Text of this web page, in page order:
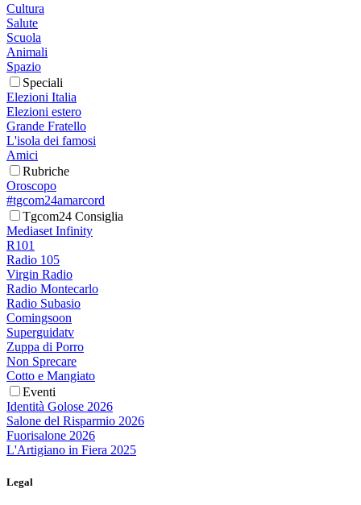
Cultura
Salute
Scuola
Animali
Spazio
Speciali
Elezioni Italia
Elezioni estero
Grande Fratello
L'isola dei famosi
Amici
Rubriche
Oroscopo
#tgcom24amarcord
Tgcom24 Consiglia
Mediaset Infinity
R101
Radio 105
Virgin Radio
Radio Montecarlo
Radio Subasio
Comingsoon
Superguidatv
Zuppa di Porro
Non Sprecare
Cotto e Mangiato
Eventi
Identità Golose 2026
Salone del Risparmio 2026
Fuorisalone 2026
L'Artigiano in Fiera 2025
Legal